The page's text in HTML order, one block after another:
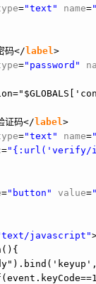
="text" name=
码</label >
="password"
证码</label >
="text" name=
="{:url('verify/
="button" value=
javascript"